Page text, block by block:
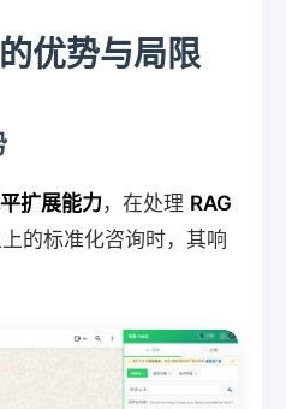
优势与局限
扩展能力 ，在处理 RAG
的标准化咨询时，其响